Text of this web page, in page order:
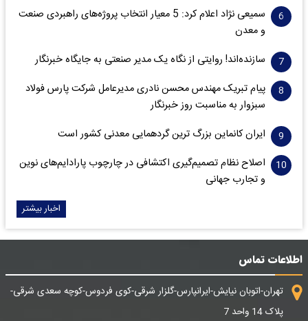
سمیعی‌ نژاد اعلام کرد: 5 معیار انتخاب پروژه‌های راهبردی صنعت
و معدن
سازنده‌اند! روایتی از نگاه یک مدیر صنعتی به جایگاه خبرنگار
پیام تبریک مهندس محسن نادری مدیرعامل شرکت پارس فولاد
سبزوار به مناسبت روز خبرنگار
ایران کانماین بزرگ ترین گردهمایی معدنی کشور است
اصلاح نظام تصمیم‌گیری اکتشافی در چارچوب پارادایم‌های نوین
و تجارب جهانی
اخبار بیشتر
اطلاعات تماس
تهران-اتوبان نیایش-ایرانپارس-گلزار شرقی-کوی فردوس-کوچه سعدی شرقی-
پلاک 14 واحد 7